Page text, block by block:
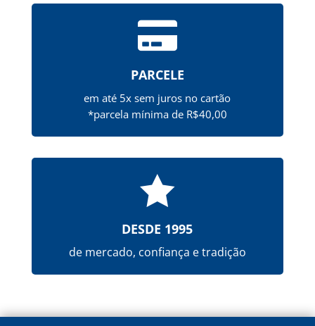

PARCELE
em até 5x sem juros no cartão
*parcela mínima de R$40,00

DESDE 1995
de mercado, confiança e tradição